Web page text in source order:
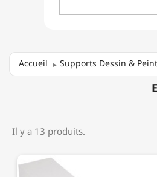
Accueil Supports Dessin &
Il y a 13 produits.